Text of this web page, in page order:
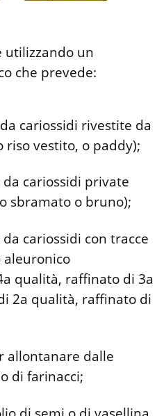
utilizzando un
che prevede:
cariossidi rivestite da
riso vestito, o paddy);
da cariossidi private
sbramato o bruno);
da cariossidi con tracce
qualità, raffinato di 3a
2a qualità, raffinato di
allontanare dalle
di farinacci;